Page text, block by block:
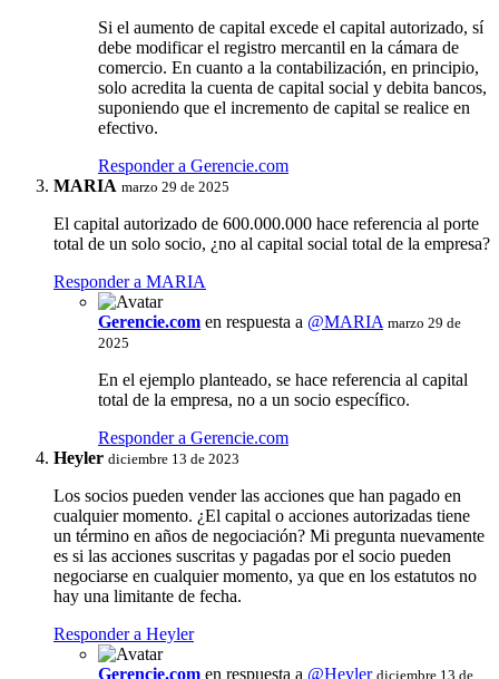
Si el aumento de capital excede el capital autorizado, sí
debe modificar el registro mercantil en la cámara de
comercio. En cuanto a la contabilización, en principio,
solo acredita la cuenta de capital social y debita bancos,
suponiendo que el incremento de capital se realice en
efectivo.
Responder a Gerencie.com
MARIA marzo 29 de 2025
El capital autorizado de 600.000.000 hace referencia al porte
total de un solo socio, ¿no al capital social total de la empresa?
Responder a MARIA
Gerencie.com en respuesta a @MARIA marzo 29 de
2025
En el ejemplo planteado, se hace referencia al capital
total de la empresa, no a un socio específico.
Responder a Gerencie.com
Heyler diciembre 13 de 2023
Los socios pueden vender las acciones que han pagado en
cualquier momento. ¿El capital o acciones autorizadas tiene
un término en años de negociación? Mi pregunta nuevamente
es si las acciones suscritas y pagadas por el socio pueden
negociarse en cualquier momento, ya que en los estatutos no
hay una limitante de fecha.
Responder a Heyler
Gerencie.com en respuesta a @Heyler diciembre 13 de